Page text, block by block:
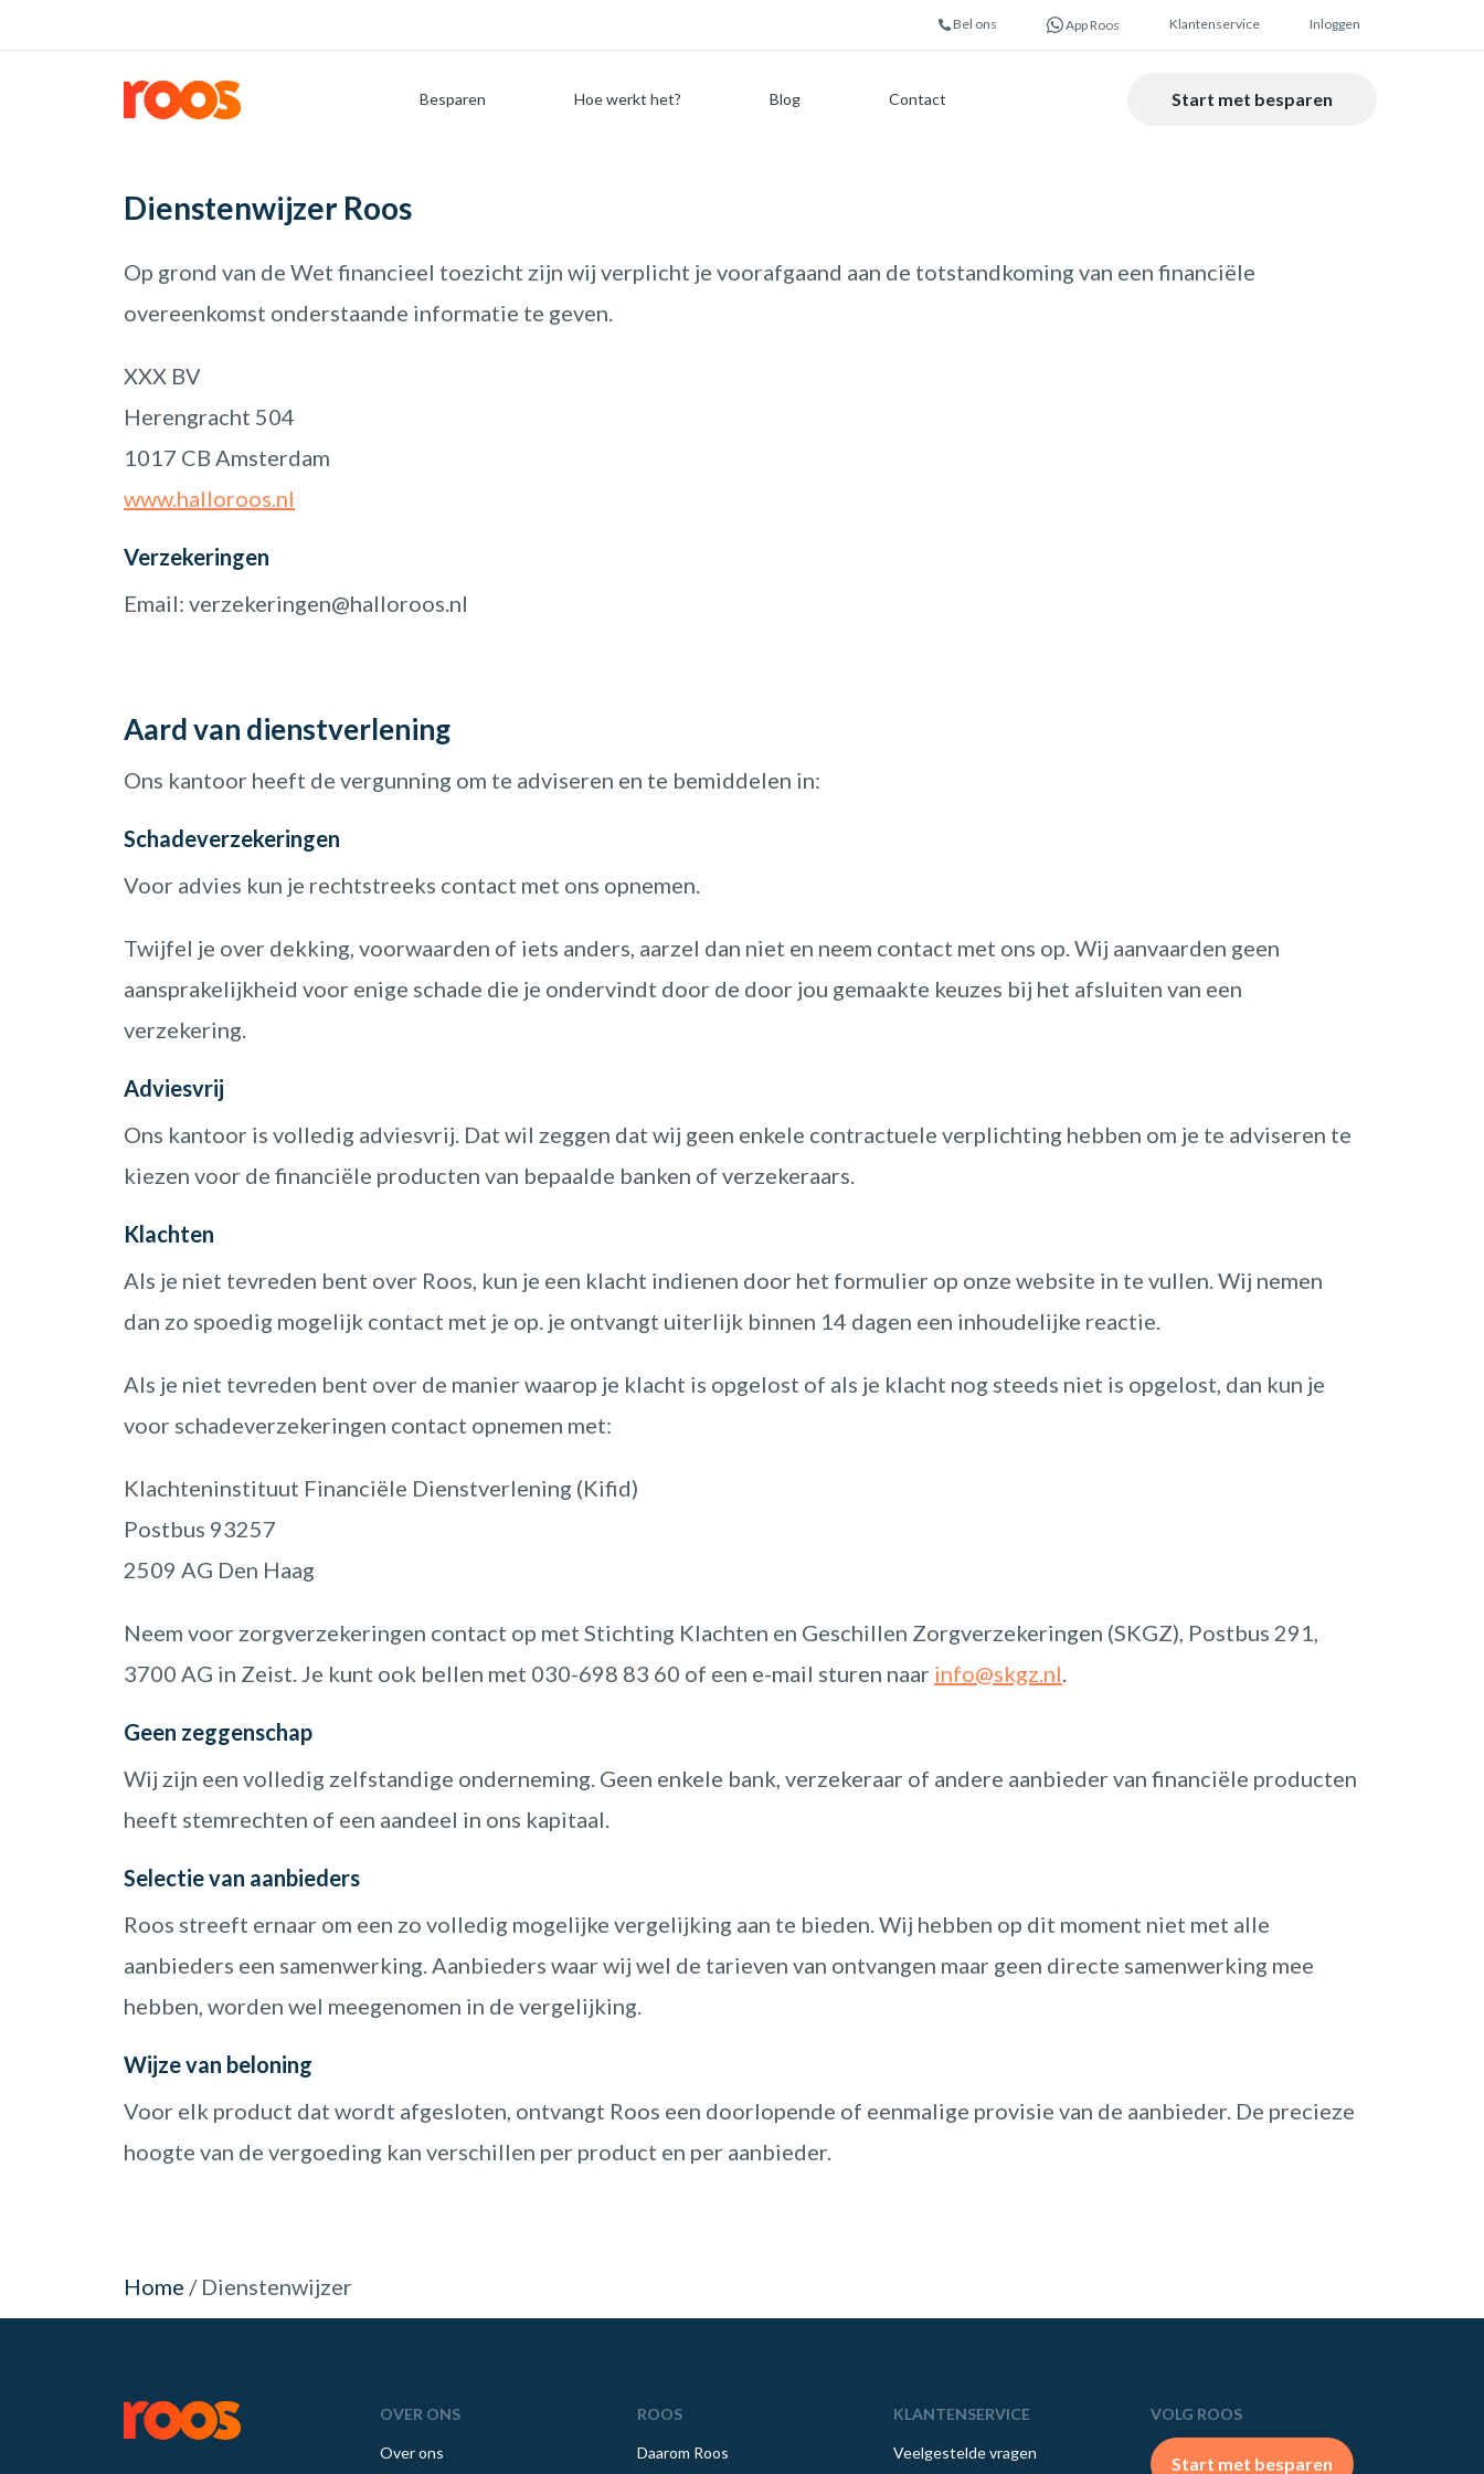
Bel ons App Roos Klantenservice Inloggen
Besparen Hoe werkt het? Blog Contact Start met besparen
Dienstenwijzer Roos
Op grond van de Wet financieel toezicht zijn wij verplicht je voorafgaand aan de totstandkoming van een financiële
overeenkomst onderstaande informatie te geven.
XXX BV
Herengracht 504
1017 CB Amsterdam
www.halloroos.nl
Verzekeringen
Email: verzekeringen@halloroos.nl
Aard van dienstverlening
Ons kantoor heeft de vergunning om te adviseren en te bemiddelen in:
Schadeverzekeringen
Voor advies kun je rechtstreeks contact met ons opnemen.
Twijfel je over dekking, voorwaarden of iets anders, aarzel dan niet en neem contact met ons op. Wij aanvaarden geen
aansprakelijkheid voor enige schade die je ondervindt door de door jou gemaakte keuzes bij het afsluiten van een
verzekering.
Adviesvrij
Ons kantoor is volledig adviesvrij. Dat wil zeggen dat wij geen enkele contractuele verplichting hebben om je te adviseren te
kiezen voor de financiële producten van bepaalde banken of verzekeraars.
Klachten
Als je niet tevreden bent over Roos, kun je een klacht indienen door het formulier op onze website in te vullen. Wij nemen
dan zo spoedig mogelijk contact met je op. je ontvangt uiterlijk binnen 14 dagen een inhoudelijke reactie.
Als je niet tevreden bent over de manier waarop je klacht is opgelost of als je klacht nog steeds niet is opgelost, dan kun je
voor schadeverzekeringen contact opnemen met:
Klachteninstituut Financiële Dienstverlening (Kifid)
Postbus 93257
2509 AG Den Haag
Neem voor zorgverzekeringen contact op met Stichting Klachten en Geschillen Zorgverzekeringen (SKGZ), Postbus 291,
3700 AG in Zeist. Je kunt ook bellen met 030-698 83 60 of een e-mail sturen naar info@skgz.nl.
Geen zeggenschap
Wij zijn een volledig zelfstandige onderneming. Geen enkele bank, verzekeraar of andere aanbieder van financiële producten
heeft stemrechten of een aandeel in ons kapitaal.
Selectie van aanbieders
Roos streeft ernaar om een zo volledig mogelijke vergelijking aan te bieden. Wij hebben op dit moment niet met alle
aanbieders een samenwerking. Aanbieders waar wij wel de tarieven van ontvangen maar geen directe samenwerking mee
hebben, worden wel meegenomen in de vergelijking.
Wijze van beloning
Voor elk product dat wordt afgesloten, ontvangt Roos een doorlopende of eenmalige provisie van de aanbieder. De precieze
hoogte van de vergoeding kan verschillen per product en per aanbieder.
Home / Dienstenwijzer
OVER ONS
Over ons
ROOS
Daarom Roos
KLANTENSERVICE
Veelgestelde vragen
VOLG ROOS
Start met besparen